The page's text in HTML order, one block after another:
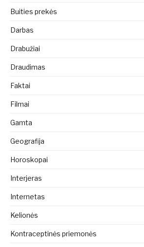
Buities prekės
Darbas
Drabužiai
Draudimas
Faktai
Filmai
Gamta
Geografija
Horoskopai
Interjeras
Internetas
Kelionės
Kontraceptinės priemonės